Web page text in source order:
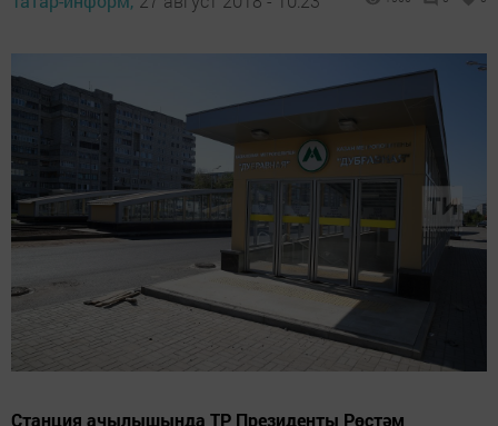
Станция ачылышында ТР Президенты Рөстәм